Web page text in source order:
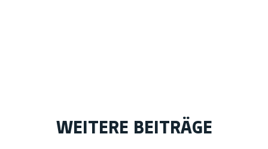
WEITERE BEITRÄGE